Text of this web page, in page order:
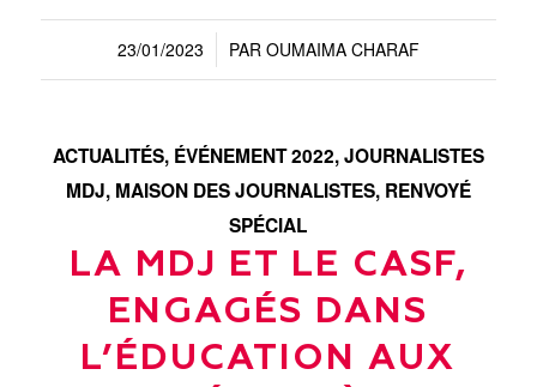
23/01/2023
/ PAR OUMAIMA CHARAF
ACTUALITÉS, ÉVÉNEMENT 2022,JOURNALISTES
MDJ, MAISON DES JOURNALISTES, RENVOYÉ
SPÉCIAL
LA MDJ ET LE CASF,
ENGAGÉS DANS
L’ÉDUCATION AUX